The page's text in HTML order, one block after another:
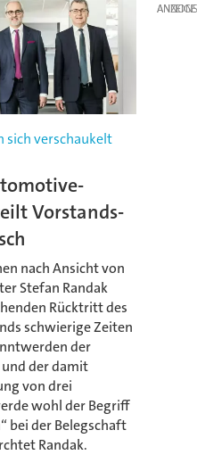
verschaukelt
Vorstands-
nach Ansicht von
Stefan Randak
Rücktritt des
schwierige Zeiten
der
und der damit
von drei
wohl der Begriff
bei der Belegschaft
Randak.
ANZEIGE